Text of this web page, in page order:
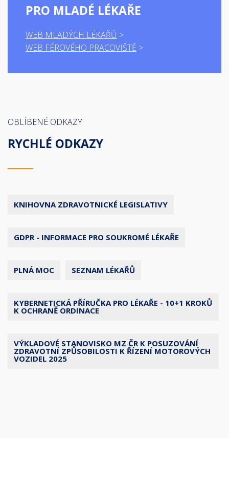
PRO MLADÉ LÉKAŘE
WEB MLADÝCH LÉKAŘŮ
WEB FÉROVÉHO PRACOVIŠTĚ
OBLÍBENÉ ODKAZY
RYCHLÉ ODKAZY
KNIHOVNA ZDRAVOTNICKÉ LEGISLATIVY
GDPR - INFORMACE PRO SOUKROMÉ LÉKAŘE
PLNÁ MOC SEZNAM LÉKAŘŮ
KYBERNETICKÁ PŘÍRUČKA PRO LÉKAŘE - 10+1 KROKŮ
K OCHRANĚ ORDINACE
VÝKLADOVÉ STANOVISKO MZ ČR K POSUZOVÁNÍ
ZDRAVOTNÍ ZPŮSOBILOSTI K ŘÍZENÍ MOTOROVÝCH
VOZIDEL 2025